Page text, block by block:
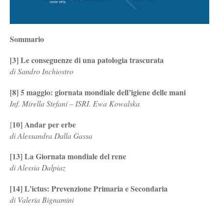
Sommario
[3] Le conseguenze di una patologia trascurata
di Sandro Inchiostro
[8] 5 maggio: giornata mondiale dell’igiene delle mani
Inf. Mirella Stefani – ISRI. Ewa Kowalska
[10] Andar per erbe
di Alessandra Dalla Gassa
[13] La Giornata mondiale del rene
di Alessia Dalpiaz
[14] L’ictus: Prevenzione Primaria e Secondaria
di Valeria Bignamini